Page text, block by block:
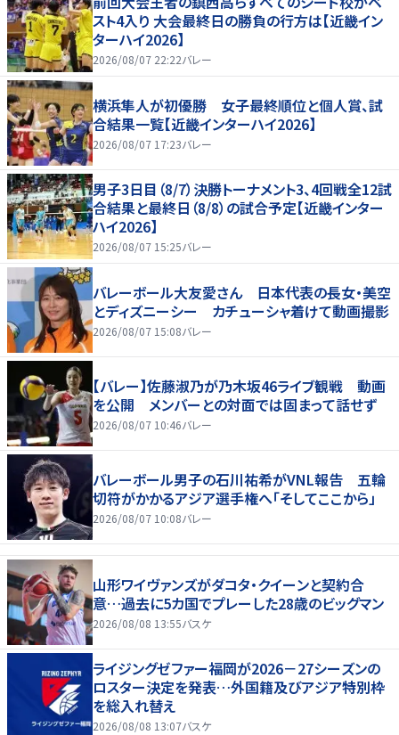
スト4入り 大会最終日の勝負の行方は【近畿イン
ターハイ2026】
2026/08/07 22:22バレー
横浜隼人が初優勝 女子最終順位と個人賞、試
合結果一覧【近畿インターハイ2026】
2026/08/07 17:23バレー
男子3日目（8/7）決勝トーナメント3、4回戦全12試
合結果と最終日（8/8）の試合予定【近畿インター
ハイ2026】
2026/08/07 15:25バレー
バレーボール大友愛さん 日本代表の長女・美空
とディズニーシー カチューシャ着けて動画撮影
2026/08/07 15:08バレー
【バレー】佐藤淑乃が乃木坂46ライブ観戦 動画
を公開 メンバーとの対面では固まって話せず
2026/08/07 10:46バレー
バレーボール男子の石川祐希がVNL報告 五輪
切符がかかるアジア選手権へ「そしてここから」
2026/08/07 10:08バレー
山形ワイヴァンズがダコタ・クイーンと契約合
意…過去に5カ国でプレーした28歳のビッグマン
2026/08/08 13:55バスケ
ライジングゼファー福岡が2026－27シーズンの
ロスター決定を発表…外国籍及びアジア特別枠
を総入れ替え
2026/08/08 13:07バスケ